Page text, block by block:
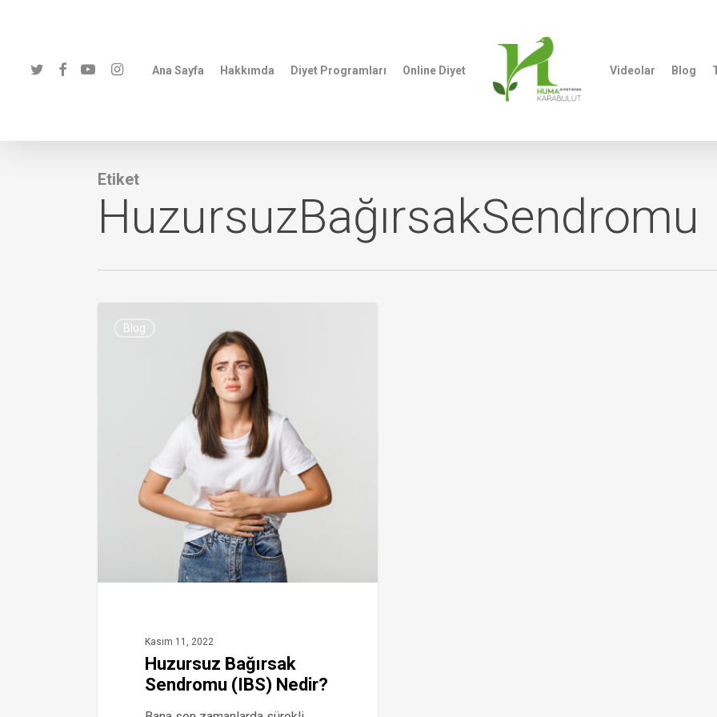
Ana Sayfa Hakkımda Diyet Programları Online Diyet Videolar Blog
twitter facebookyoutubeinstagram
Etiket
HuzursuzBağırsakSendromu
Blog
Kasım 11, 2022
Huzursuz Bağırsak
Sendromu (IBS) Nedir?